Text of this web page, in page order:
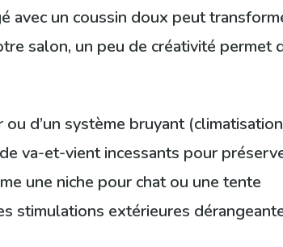
avec un coussin doux peut
salon, un peu de créativité permet
d’un système bruyant
va-et-vient incessants pour
une niche pour chat ou une tente
stimulations extérieures